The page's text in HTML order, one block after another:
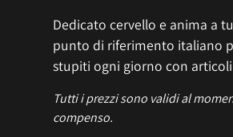
Dedicato cervello e anima a
punto di riferimento italiano
stupiti ogni giorno con
Tutti i prezzi sono validi al
compenso.